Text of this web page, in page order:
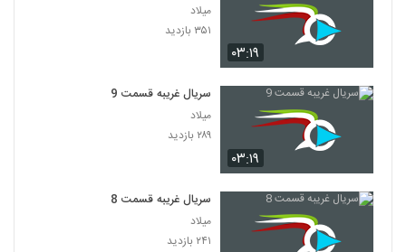
۰۳:۱۹
میلاد
۳۵۱ بازدید
۰۳:۱۹
سریال غریبه قسمت 9
میلاد
۲۸۹ بازدید
سریال غریبه قسمت 8
میلاد
۲۴۱ بازدید